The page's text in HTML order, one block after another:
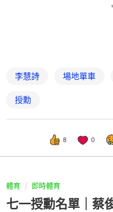
李慧詩 場地單車
授勳
8 0
體育 即時體育
七一授勳名單｜蔡